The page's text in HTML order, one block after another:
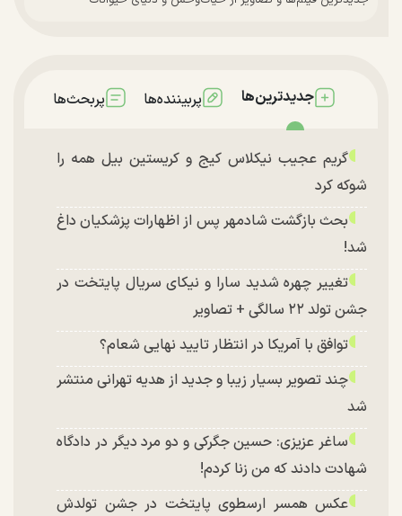
جدیدترین‌ها پربیننده‌ها پربحث‌ها
گریم عجیب نیکلاس کیج و کریستین بیل همه را
شوکه کرد
بحث بازگشت شادمهر پس از اظهارات پزشکیان داغ
شد!
تغییر چهره شدید سارا و نیکای سریال پایتخت در
جشن تولد ۲۲ سالگی + تصاویر
توافق با آمریکا در انتظار تایید نهایی شعام؟
چند تصویر بسیار زیبا و جدید از هدیه تهرانی منتشر
شد
ساغر عزیزی: حسین جگرکی و دو مرد دیگر در دادگاه
شهادت دادند که من زنا کردم!
عکس همسر ارسطوی پایتخت در جشن تولدش